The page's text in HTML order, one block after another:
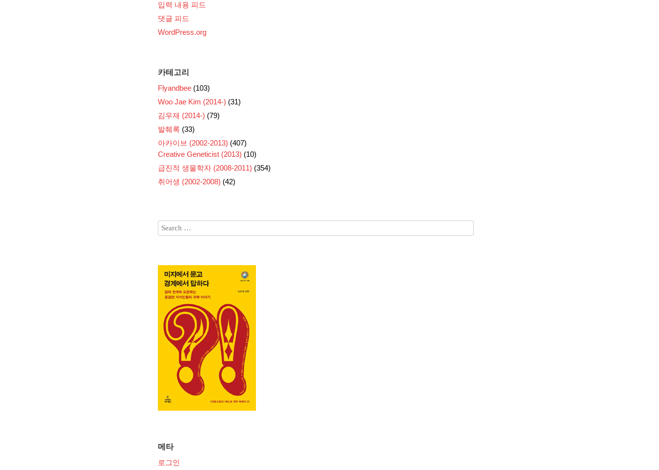
입력 내용 피드
댓글 피드
WordPress.org
카테고리
Flyandbee (103)
Woo Jae Kim (2014-) (31)
김우재 (2014-) (79)
발췌록 (33)
아카이브 (2002-2013) (407)
Creative Geneticist (2013) (10)
급진적 생물학자 (2008-2011) (354)
취어생 (2002-2008) (42)
메타
로그인